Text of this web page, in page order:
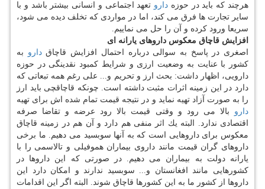
هرچند كه باید در حوزه دارو تعهد اجتماعی و انسانی بیشتر باشد و با
سایر تجارت ها فرق می كند، اما در مواردی كه تخلف دیده می شود،
سریعا ورود كرده و آن را حل می نماییم.
افزایش قاچاق معكوس داروهای یارانه ای
اصغری در پاسخ به سوالی درباره احتمال افزایش قاچاقدارو به
كشور با عنایت به وضعیت ارزی و شرایط كمبود نقدینگی در حوزه
دارویی، اظهار داشت: بحث ارز و تحریم و... علی رغم همه تبعاتی كه
دارد در این زمینه اثرات مثبت داشته است. چونكه قاچاقچی باید ارز
را به صورت آزاد تهیه نماید و در نتیجه قیمت تمام شده اش برای تهیه
دارو بالا می رود و وقتی قیمت بالا رود عرضه و تقاضا صرفه
اقتصادی ندارد. البته یك اثر منفی هم دارد و آن هم در زمینه قاچاق
معكوس برای داروهایی است كه به آنها سوبسید می دهیم. ما برخی
داروهای گران قیمت مانند داروی بیماران هموفیلی و تالاسمی را با
یارانه دولت به بیماران می دهیم. در صورتی كه این داروها در
كشورهایی مانند افغانستان و... سوبسید ندارند و امكان دارد این
داروها از كشور ما به این كشورها قاچاق شوند. البته اگر این اقدامات